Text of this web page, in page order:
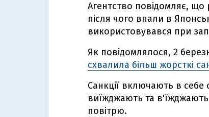
Агентство повідомляє, що
після чого впали в
використовувався при
Як повідомлялося, 2
схвалила більш жорсткі
Санкції включають в себе
виїжджають та
повітрю.